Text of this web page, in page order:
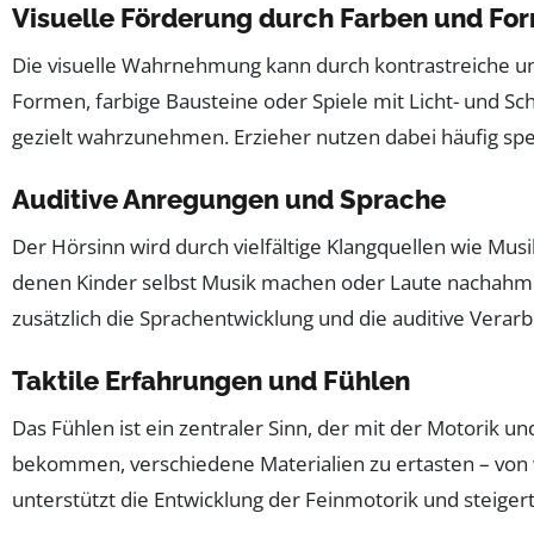
Visuelle Förderung durch Farben und
Die visuelle Wahrnehmung kann durch kontrastreiche
Formen, farbige Bausteine oder Spiele mit Licht- und
gezielt wahrzunehmen. Erzieher nutzen dabei häufig
Auditive Anregungen und Sprache
Der Hörsinn wird durch vielfältige Klangquellen wie
denen Kinder selbst Musik machen oder Laute
zusätzlich die Sprachentwicklung und die auditive
Taktile Erfahrungen und Fühlen
Das Fühlen ist ein zentraler Sinn, der mit der Motorik
bekommen, verschiedene Materialien zu ertasten –
unterstützt die Entwicklung der Feinmotorik und